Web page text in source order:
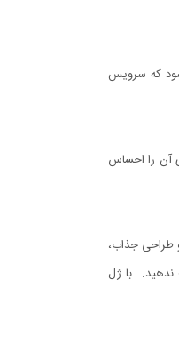
که سرویس
آن را احساس
طراحی جذاب،
ندهید. با ژل